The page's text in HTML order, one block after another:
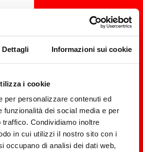
Dettagli Informazioni sui cookie
i cookie
per personalizzare contenuti ed
funzionalità dei social media e per
Condividiamo inoltre
in cui utilizzi il nostro sito con i
occupano di analisi dei dati web,